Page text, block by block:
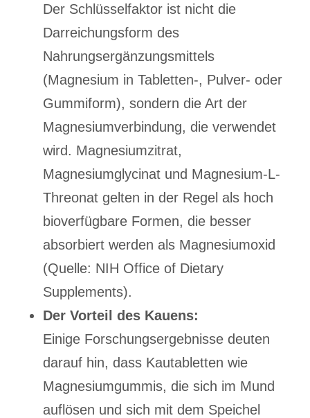
Der Schlüsselfaktor ist nicht die
Darreichungsform des
Nahrungsergänzungsmittels
(Magnesium in Tabletten-, Pulver- oder
Gummiform), sondern die Art der
Magnesiumverbindung, die verwendet
wird. Magnesiumzitrat,
Magnesiumglycinat und Magnesium-L-
Threonat gelten in der Regel als hoch
bioverfügbare Formen, die besser
absorbiert werden als Magnesiumoxid
(Quelle: NIH Office of Dietary
Supplements).
Der Vorteil des Kauens:
Einige Forschungsergebnisse deuten
darauf hin, dass Kautabletten wie
Magnesiumgummis, die sich im Mund
auflösen und sich mit dem Speichel